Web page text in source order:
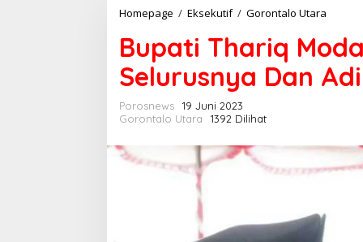
Homepage / Eksekutif / Gorontalo Utara
p
a
t
i
r
q
Bupati Thariq
Selurusnya Dan
Porosnews
19 Juni 2023
Gorontalo Utara
1392 Dilihat